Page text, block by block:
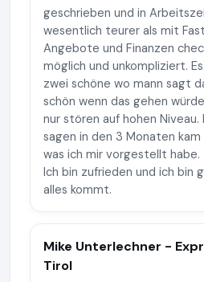
geschrieben und in
wesentlich teurer als mit
Angebote und Finanzen
möglich und unkompliziert.
zwei schöne wo mann sagt
schön wenn das gehen
nur stören auf hohen Niveau.
sagen in den 3 Monaten
was ich mir vorgestellt habe.
Ich bin zufrieden und ich bin
alles kommt.
Mike Unterlechner -
Tirol